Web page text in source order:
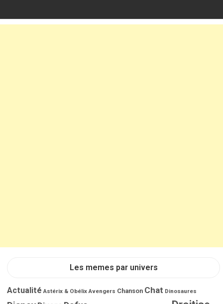
Les memes par univers
Actualité Astérix & Obélix Avengers Chanson Chat Dinosaures